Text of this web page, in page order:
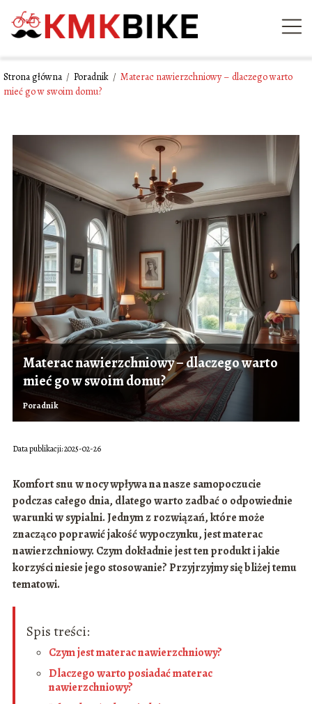
Strona główna / Poradnik / Materac nawierzchniowy – dlaczego warto
mieć go w swoim domu?
Materac nawierzchniowy – dlaczego warto
mieć go w swoim domu?
Poradnik
Data publikacji: 2025-02-26
Komfort snu w nocy wpływa na nasze samopoczucie
podczas całego dnia, dlatego warto zadbać o odpowiednie
warunki w sypialni. Jednym z rozwiązań, które może
znacząco poprawić jakość wypoczynku, jest materac
nawierzchniowy. Czym dokładnie jest ten produkt i jakie
korzyści niesie jego stosowanie? Przyjrzyjmy się bliżej temu
tematowi.
Spis treści:
Czym jest materac nawierzchniowy?
Dlaczego warto posiadać materac
nawierzchniowy?